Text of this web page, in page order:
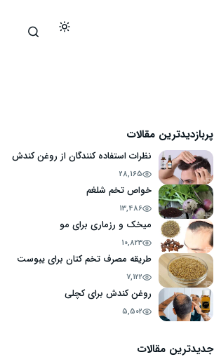
پربازدیدترین مقالات
نظرات استفاده کنندگان از روغن کندش
28,165
خواص تخم شلغم
13,486
میخک و رزماری برای مو
10,823
طریقه مصرف تخم کتان برای یبوست
7,122
روغن کندش برای کچلی
5,502
جدیدترین مقالات